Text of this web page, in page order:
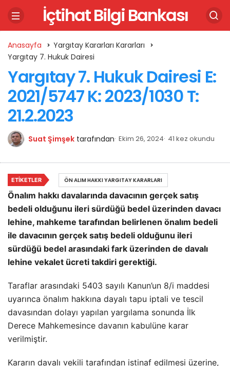
İçtihat Bilgi Bankası
Anasayfa
Yargıtay Kararları Kararları
Yargıtay 7. Hukuk Dairesi
Yargıtay 7. Hukuk Dairesi E:
2021/5747 K: 2023/1030 T:
21.2.2023
Suat Şimşek tarafından Ekim 26, 2024 41 kez okundu
Önalım hakkı davalarında davacının gerçek satış
bedeli olduğunu ileri sürdüğü bedel üzerinden davacı
lehine, mahkeme tarafından belirlenen önalım bedeli
ile davacının gerçek satış bedeli olduğunu ileri
sürdüğü bedel arasındaki fark üzerinden de davalı
lehine vekalet ücreti takdiri gerektiği.
Taraflar arasındaki 5403 sayılı Kanun’un 8/i maddesi
uyarınca önalım hakkına dayalı tapu iptali ve tescil
davasından dolayı yapılan yargılama sonunda İlk
Derece Mahkemesince davanın kabulüne karar
verilmiştir.
Kararın davalı vekili tarafından istinaf edilmesi üzerine,
ETIKETLER ÖN ALIM HAKKI YARGITAY KARARLARI